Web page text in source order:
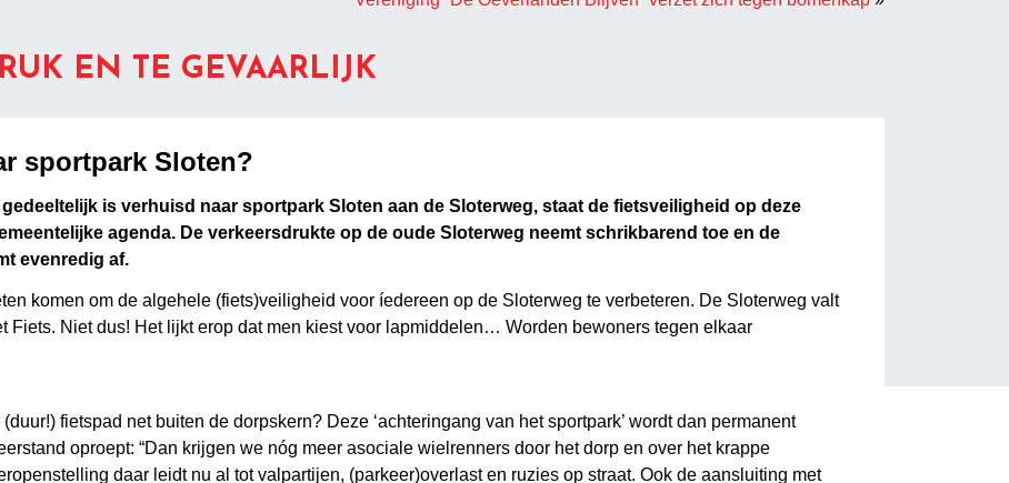
EN TE GEVAARLIJK
sportpark Sloten?
is verhuisd naar sportpark Sloten aan de Sloterweg, staat de fietsveiligheid op deze
agenda. De verkeersdrukte op de oude Sloterweg neemt schrikbarend toe en de
evenredig af.
komen om de algehele (fiets)veiligheid voor íedereen op de Sloterweg te verbeteren. De Sloterweg valt
Fiets. Niet dus! Het lijkt erop dat men kiest voor lapmiddelen… Worden bewoners tegen elkaar
fietspad net buiten de dorpskern? Deze ‘achteringang van het sportpark’ wordt dan permanent
oproept: “Dan krijgen we nóg meer asociale wielrenners door het dorp en over het krappe
daar leidt nu al tot valpartijen, (parkeer)overlast en ruzies op straat. Ook de aansluiting met